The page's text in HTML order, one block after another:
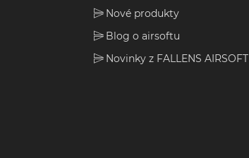
Nové produkty
Blog o airsoftu
Novinky z FALLENS AIRSOFT